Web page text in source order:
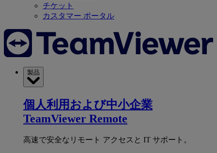
チケット
カスタマー ポータル
製品
個人利用および中小企業
TeamViewer Remote
高速で安全なリモート アクセスと IT サポート。